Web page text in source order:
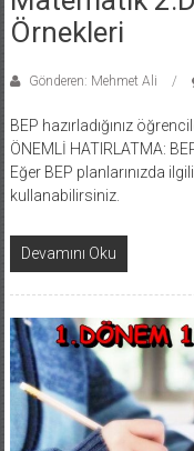
Örnekleri
Gönderen: Mehmet Ali
BEP hazırladığınız
ÖNEMLİ HATIRLATMA:
Eğer BEP planlarınızda
kullanabilirsiniz.
Devamını Oku